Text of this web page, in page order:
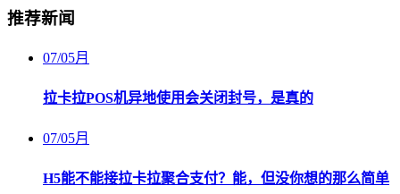
推荐新闻
07/05月
拉卡拉POS机异地使用会关闭封号，是真的
07/05月
H5能不能接拉卡拉聚合支付？能，但没你想的那么简单